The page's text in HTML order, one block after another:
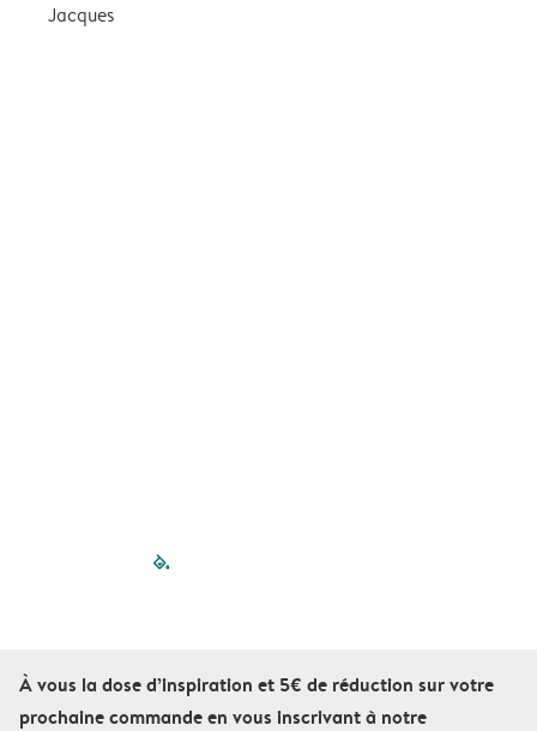
Jacques
filled-pagination
À vous la dose d’inspiration et 5€ de réduction sur votre
prochaine commande en vous inscrivant à notre